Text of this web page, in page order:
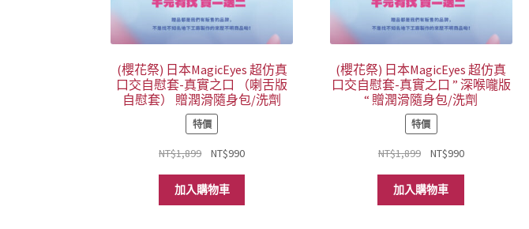
(櫻花祭) 日本MagicEyes 超仿真
口交自慰套-真實之口 （喇舌版
自慰套） 贈潤滑隨身包/洗劑
特價
NT$1,899
原
價
格：
NT$990目
格：
加入購物車
(櫻花祭) 日本MagicEyes 超仿真
口交自慰套-真實之口 ” 深喉嚨版
“ 贈潤滑隨身包/洗劑
特價
NT$1,899
原
價
格：
NT$990目
格：
加入購物車